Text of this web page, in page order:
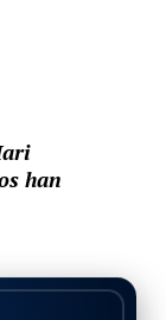
han